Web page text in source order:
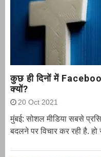
कुछ ही दिनों में
क्यों?
20 Oct 2021
मुंबई: सोशल मीडिया सबसे
बदलने पर विचार कर रही है.